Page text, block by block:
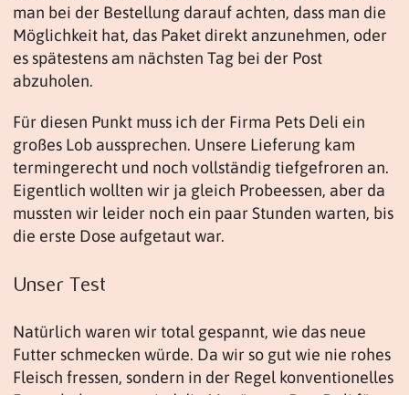
man bei der Bestellung darauf achten, dass man die
Möglichkeit hat, das Paket direkt anzunehmen, oder
es spätestens am nächsten Tag bei der Post
abzuholen.
Für diesen Punkt muss ich der Firma Pets Deli ein
großes Lob aussprechen. Unsere Lieferung kam
termingerecht und noch vollständig tiefgefroren an.
Eigentlich wollten wir ja gleich Probeessen, aber da
mussten wir leider noch ein paar Stunden warten, bis
die erste Dose aufgetaut war.
Unser Test
Natürlich waren wir total gespannt, wie das neue
Futter schmecken würde. Da wir so gut wie nie rohes
Fleisch fressen, sondern in der Regel konventionelles